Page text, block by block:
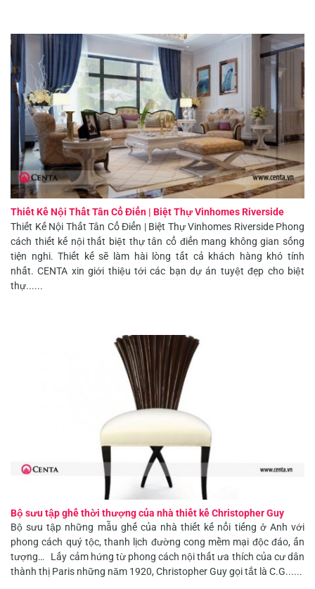
Thiết Kế Nội Thất Tân Cổ Điển | Biệt Thự Vinhomes Riverside
Thiết Kế Nội Thất Tân Cổ Điển | Biệt Thự Vinhomes Riverside Phong
cách thiết kế nội thất biệt thự tân cổ điển mang không gian sống
tiện nghi. Thiết kế sẽ làm hài lòng tất cả khách hàng khó tính
nhất. CENTA xin giới thiệu tới các bạn dự án tuyệt đẹp cho biệt
thự......
Bộ sưu tập ghế thời thượng của nhà thiết kế Christopher Guy
Bộ sưu tập những mẫu ghế của nhà thiết kế nổi tiếng ở Anh với
phong cách quý tộc, thanh lịch đường cong mềm mại độc đáo, ấn
tượng… Lấy cảm hứng từ phong cách nội thất ưa thích của cư dân
thành thị Paris những năm 1920, Christopher Guy gọi tắt là C.G......